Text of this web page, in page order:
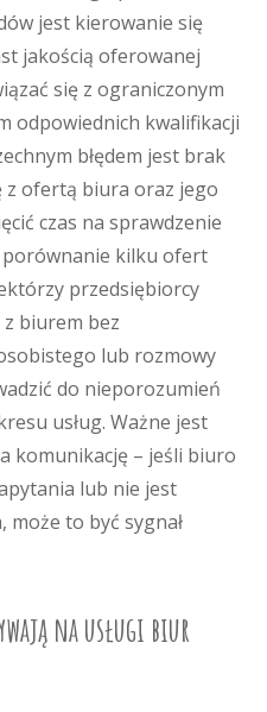
jest kierowanie się
jakością oferowanej
się z ograniczonym
odpowiednich kwalifikacji
błędem jest brak
z ofertą biura oraz jego
czas na sprawdzenie
kilku ofert
przedsiębiorcy
z biurem bez
lub rozmowy
do nieporozumień
usług. Ważne jest
komunikację – jeśli biuro
lub nie jest
to być sygnał
na usługi biur